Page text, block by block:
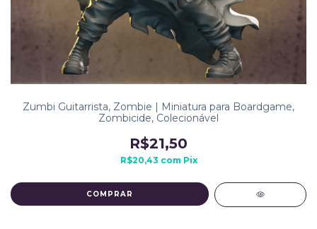
Zumbi Guitarrista, Zombie | Miniatura para Boardgame,
Zombicide, Colecionável
R$21,50
R$20,43 com Pix
COMPRAR